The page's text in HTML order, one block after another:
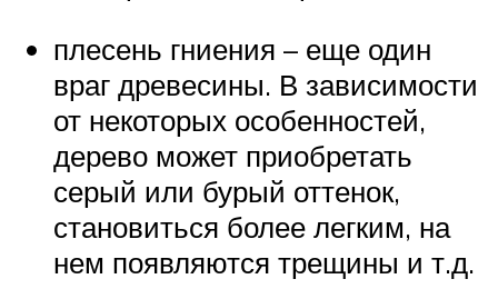
плесень гниения – еще один
враг древесины. В зависимости
от некоторых особенностей,
дерево может приобретать
серый или бурый оттенок,
становиться более легким, на
нем появляются трещины и т.д.